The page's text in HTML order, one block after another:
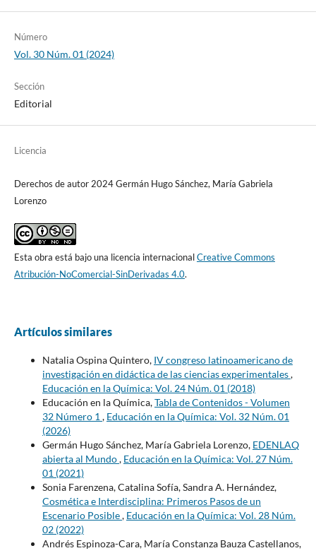
Número
Vol. 30 Núm. 01 (2024)
Sección
Editorial
Licencia
Derechos de autor 2024 Germán Hugo Sánchez, María Gabriela
Lorenzo
Esta obra está bajo una licencia internacionalCreative Commons
Atribución-NoComercial-SinDerivadas 4.0.
Artículos similares
Natalia Ospina Quintero, IV congreso latinoamericano de
investigación en didáctica de las ciencias experimentales,
Educación en la Química: Vol. 24 Núm. 01 (2018)
Educación en la Química,Tabla de Contenidos - Volumen
32 Número 1 , Educación en la Química: Vol. 32 Núm. 01
(2026)
Germán Hugo Sánchez, María Gabriela Lorenzo, EDENLAQ
abierta al Mundo, Educación en la Química: Vol. 27 Núm.
01 (2021)
Sonia Farenzena, Catalina Sofía, Sandra A. Hernández,
Cosmética e Interdisciplina: Primeros Pasos de un
Escenario Posible, Educación en la Química: Vol. 28 Núm.
02 (2022)
Andrés Espinoza-Cara, María Constanza Bauza Castellanos,